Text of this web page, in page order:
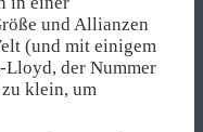
und Allianzen
(und mit einigem
der Nummer
klein, um